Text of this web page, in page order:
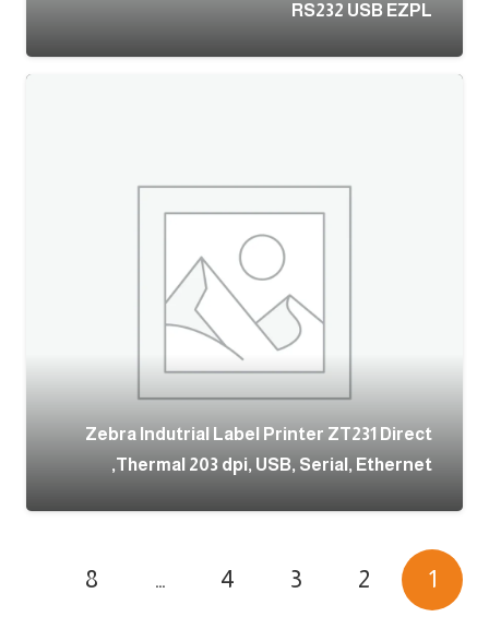
RS232 USB EZPL
Zebra Indutrial Label Printer ZT231 Direct
Thermal 203 dpi, USB, Serial, Ethernet,
1
2
3
4
…
8